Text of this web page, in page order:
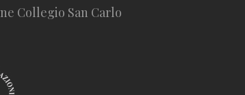
Collegio San Carlo